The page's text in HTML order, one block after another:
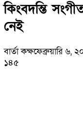
কিংবদন্তি
নেই
বার্তা কক্ষফেব্রুয়ারি ৬,
১৪৫